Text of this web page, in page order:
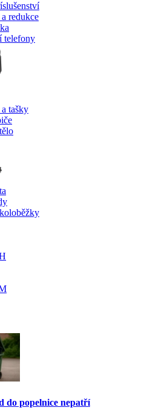
redukce
telefony
tašky
do popelnice nepatří